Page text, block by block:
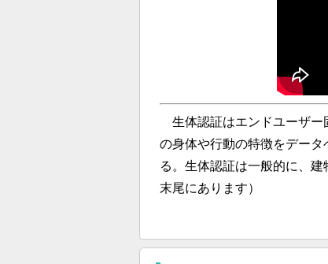
生体認証はエンドユーザー
の身体や行動の特徴をデー
る。生体認証は一般的に、
末尾にあります）